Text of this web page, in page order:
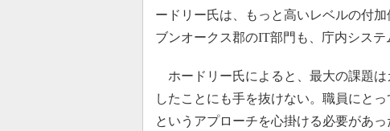
ードリー氏は、もっと高いレベルの付
ブンオークス郡のIT部門も、庁内システ
ホードリー氏によると、最大の課題は
したことにも手を抜けない。職員にと
というアプローチを心掛ける必要があ